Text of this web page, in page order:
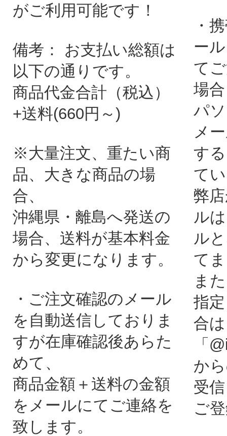
がご利用可能です！
備考： お支払い総額は
以下の通りです。
商品代金合計（税込）
+送料(660円～)
※大量注文、重たい商
品、大きな商品の場
合、
沖縄県・離島へ発送の
場合、送料が基本料金
から変更になります。
・ご注文確認のメール
を自動送信しておりま
すが在庫確認後あらた
めて、
商品金額＋送料の金額
をメールにてご連絡を
致します。
・
ー
て
場合
パ
メ
す
て
弊
ル
ル
て
ま
指
合
「
か
受
ご